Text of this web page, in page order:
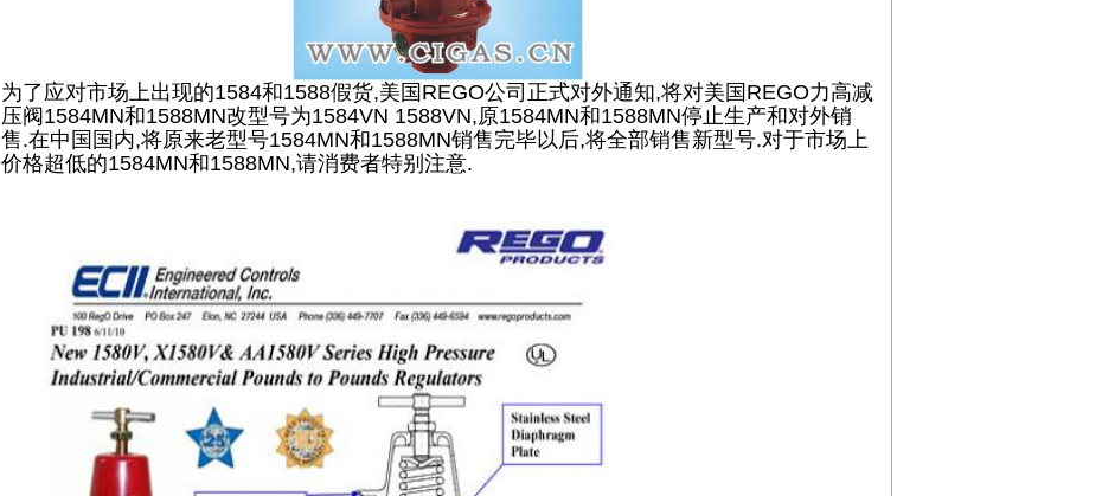
为了应对市场上出现的1584和1588假货,美国REGO公司正式对外通知,将对美国REGO力高减
压阀1584MN和1588MN改型号为1584VN 1588VN,原1584MN和1588MN停止生产和对外销
售.在中国国内,将原来老型号1584MN和1588MN销售完毕以后,将全部销售新型号.对于市场上
价格超低的1584MN和1588MN,请消费者特别注意.